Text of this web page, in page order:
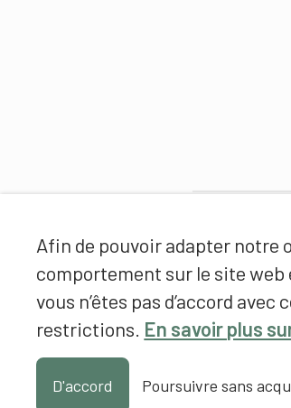
Afin de pouvoir adapter notre
comportement sur le site web
vous n’êtes pas d’accord
restrictions. En savoir plus
D'accord Poursuivre sans